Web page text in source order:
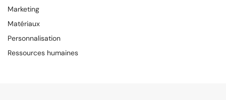
Marketing
Matériaux
Personnalisation
Ressources humaines